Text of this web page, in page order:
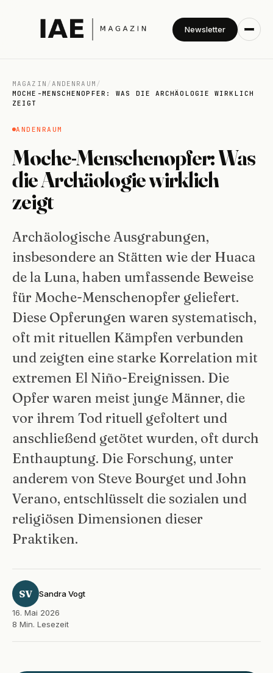
Newsletter
MAGAZIN /ANDENRAUM /
MOCHE-MENSCHENOPFER: WAS DIE ARCHÄOLOGIE WIRKLICH
ZEIGT
ANDENRAUM
Moche-Menschenopfer: Was
die Archäologie wirklich
zeigt
Archäologische Ausgrabungen,
insbesondere an Stätten wie der Huaca
de la Luna, haben umfassende Beweise
für Moche-Menschenopfer geliefert.
Diese Opferungen waren systematisch,
oft mit rituellen Kämpfen verbunden
und zeigten eine starke Korrelation mit
extremen El Niño-Ereignissen. Die
Opfer waren meist junge Männer, die
vor ihrem Tod rituell gefoltert und
anschließend getötet wurden, oft durch
Enthauptung. Die Forschung, unter
anderem von Steve Bourget und John
Verano, entschlüsselt die sozialen und
religiösen Dimensionen dieser
Praktiken.
SV
Sandra Vogt
16. Mai 2026
8 Min. Lesezeit